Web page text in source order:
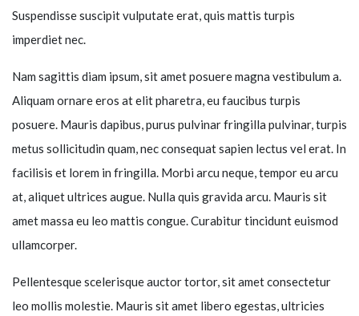
Suspendisse suscipit vulputate erat, quis mattis turpis
imperdiet nec.
Nam sagittis diam ipsum, sit amet posuere magna vestibulum a.
Aliquam ornare eros at elit pharetra, eu faucibus turpis
posuere. Mauris dapibus, purus pulvinar fringilla pulvinar, turpis
metus sollicitudin quam, nec consequat sapien lectus vel erat. In
facilisis et lorem in fringilla. Morbi arcu neque, tempor eu arcu
at, aliquet ultrices augue. Nulla quis gravida arcu. Mauris sit
amet massa eu leo mattis congue. Curabitur tincidunt euismod
ullamcorper.
Pellentesque scelerisque auctor tortor, sit amet consectetur
leo mollis molestie. Mauris sit amet libero egestas, ultricies